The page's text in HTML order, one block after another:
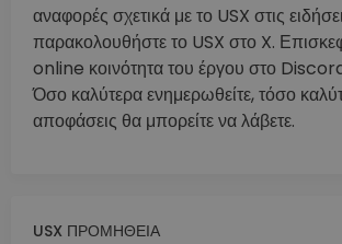
αναφορές σχετικά με το USX στις
παρακολουθήστε το USX στο X.
online κοινότητα του έργου στο
Όσο καλύτερα ενημερωθείτε, τόσο
αποφάσεις θα μπορείτε να λάβετε.
USX ΠΡΟΜΉΘΕΙΑ